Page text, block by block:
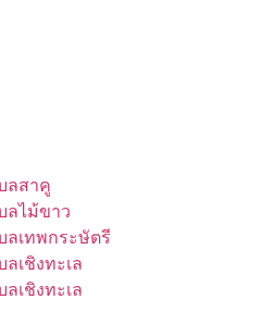
ลสาคู
ลไม้ขาว
ลเทพกระษัตรี
เชิงทะเล
เชิงทะเล